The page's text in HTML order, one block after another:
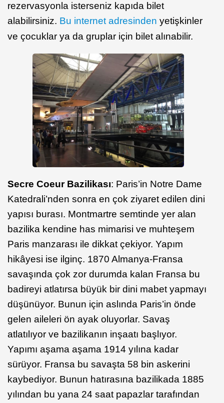
rezervasyonla isterseniz kapıda bilet
alabilirsiniz. Bu internet adresinden yetişkinler
ve çocuklar ya da gruplar için bilet alınabilir.
Secre Coeur Bazilikası: Paris’in Notre Dame
Katedrali’nden sonra en çok ziyaret edilen dini
yapısı burası. Montmartre semtinde yer alan
bazilika kendine has mimarisi ve muhteşem
Paris manzarası ile dikkat çekiyor. Yapım
hikâyesi ise ilginç. 1870 Almanya-Fransa
savaşında çok zor durumda kalan Fransa bu
badireyi atlatırsa büyük bir dini mabet yapmayı
düşünüyor. Bunun için aslında Paris’in önde
gelen aileleri ön ayak oluyorlar. Savaş
atlatılıyor ve bazilikanın inşaatı başlıyor.
Yapımı aşama aşama 1914 yılına kadar
sürüyor. Fransa bu savaşta 58 bin askerini
kaybediyor. Bunun hatırasına bazilikada 1885
yılından bu yana 24 saat papazlar tarafından